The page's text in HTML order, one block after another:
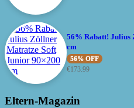
56% Rabatt! Julius
cm
56% OFF
€173.99
Eltern-Magazin